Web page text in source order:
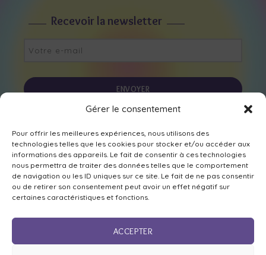
Gérer le consentement
Pour offrir les meilleures expériences, nous utilisons des
technologies telles que les cookies pour stocker et/ou accéder aux
informations des appareils. Le fait de consentir à ces technologies
nous permettra de traiter des données telles que le comportement
de navigation ou les ID uniques sur ce site. Le fait de ne pas consentir
ou de retirer son consentement peut avoir un effet négatif sur
certaines caractéristiques et fonctions.
ACCEPTER
Recevoir la newsletter
Mentions légales,déclaration de confidentialitéet